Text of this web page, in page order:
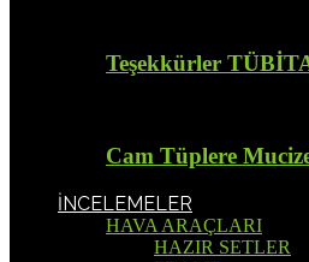
Teşekkürler
Cam Tüplere
İNCELEMELER
HAVA ARAÇLARI
HAZIR SETLER